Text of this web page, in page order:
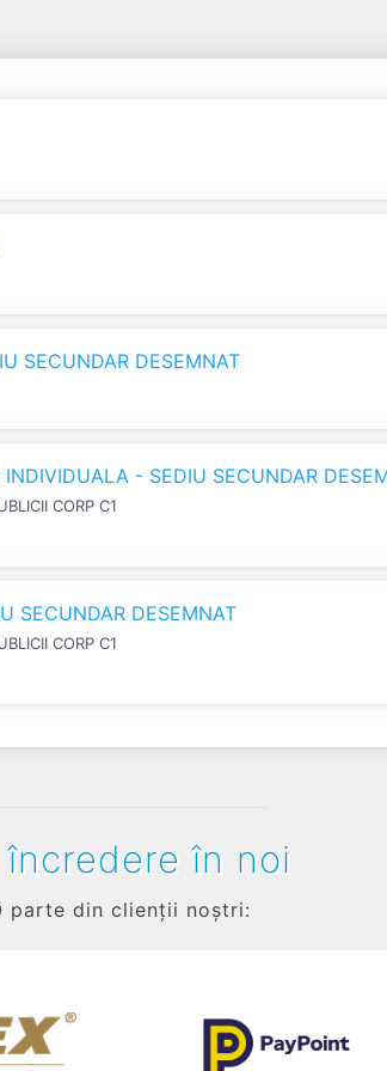
SECUNDAR DESEMNAT
INDIVIDUALA - SEDIU SECUNDAR
CORP C1
SECUNDAR DESEMNAT
CORP C1
încredere în noi
parte din clienții noștri: